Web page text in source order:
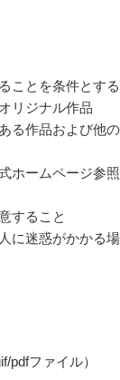
ことを条件とする
リジナル作品
る作品および他
ホームページ参
すること
に迷惑がかかる
ファイル）